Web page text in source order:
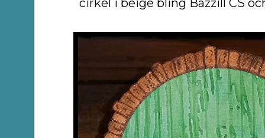
cirkel i beige bling Bazzill CS